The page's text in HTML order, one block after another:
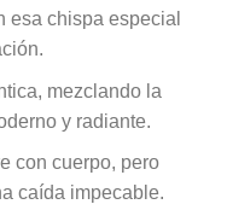
esa chispa especial
mezclando la
y radiante.
con cuerpo, pero
caída impecable.